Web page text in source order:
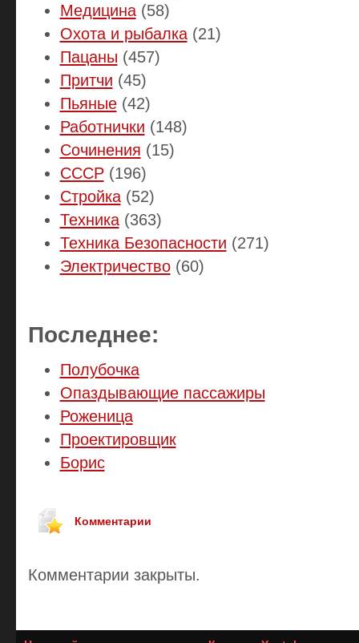
Медицина(58)
Охота и рыбалка(21)
Пацаны (457)
Притчи (45)
Пьяные(42)
Работнички (148)
Сочинения (15)
СССР(196)
Стройка(52)
Техника(363)
Техника Безопасности (271)
Электричество(60)
Последнее:
Полубочка
Опаздывающие пассажиры
Роженица
Проектировщик
Борис
Комментарии
Комментарии закрыты.